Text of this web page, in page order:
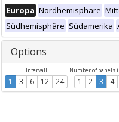
Europa Nordhemisphäre
Südhemisphäre Südamerika
Options
Intervall
1 3 6 12 24
Number of panels
1 2 3 4